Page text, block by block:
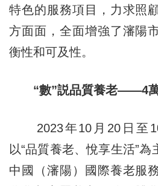
特色的服務項目，力求照
方面面，全面增強了瀋陽
衡性和可及性。
“數”説品質養老——4
2023年10月20日至
以“品質養老、悅享生活”
中國（瀋陽）國際養老服